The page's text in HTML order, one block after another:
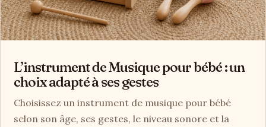
L’instrument de Musique pour bébé : un
choix adapté à ses gestes
Choisissez un instrument de musique pour bébé
selon son âge, ses gestes, le niveau sonore et la